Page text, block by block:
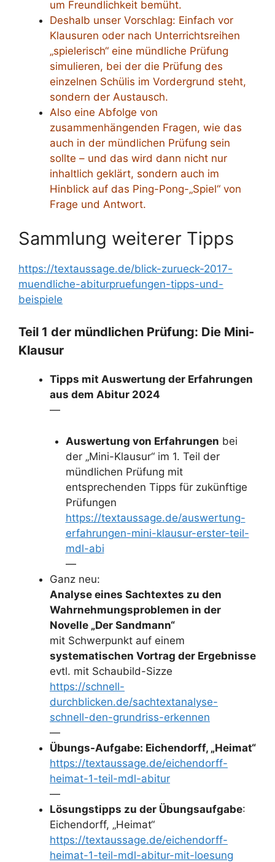
um Freundlichkeit bemüht.
Deshalb unser Vorschlag: Einfach vor
Klausuren oder nach Unterrichtsreihen
„spielerisch“ eine mündliche Prüfung
simulieren, bei der die Prüfung des
einzelnen Schülis im Vordergrund steht,
sondern der Austausch.
Also eine Abfolge von
zusammenhängenden Fragen, wie das
auch in der mündlichen Prüfung sein
sollte – und das wird dann nicht nur
inhaltlich geklärt, sondern auch im
Hinblick auf das Ping-Pong-„Spiel“ von
Frage und Antwort.
Sammlung weiterer Tipps
https://textaussage.de/blick-zurueck-2017-
muendliche-abiturpruefungen-tipps-und-
beispiele
Teil 1 der mündlichen Prüfung: Die Mini-
Klausur
Tipps mit Auswertung der Erfahrungen
aus dem Abitur 2024
—
Auswertung von Erfahrungen bei
der „Mini-Klausur“ im 1. Teil der
mündlichen Prüfung mit
entsprechenden Tipps für zukünftige
Prüfungen
https://textaussage.de/auswertung-
erfahrungen-mini-klausur-erster-teil-
mdl-abi
—
Ganz neu:
Analyse eines Sachtextes zu den
Wahrnehmungsproblemen in der
Novelle „Der Sandmann“
mit Schwerpunkt auf einem
systematischen Vortrag der Ergebnisse
evtl. mit Schaubild-Sizze
https://schnell-
durchblicken.de/sachtextanalyse-
schnell-den-grundriss-erkennen
—
Übungs-Aufgabe: Eichendorff, „Heimat“
https://textaussage.de/eichendorff-
heimat-1-teil-mdl-abitur
—
Lösungstipps zu der Übungsaufgabe:
Eichendorff, „Heimat“
https://textaussage.de/eichendorff-
heimat-1-teil-mdl-abitur-mit-loesung